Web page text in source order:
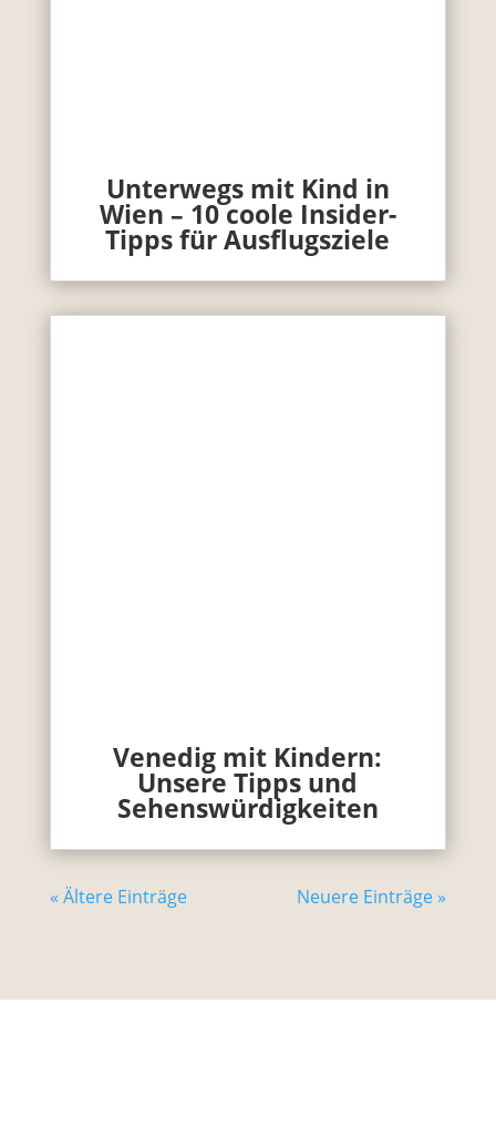
Unterwegs mit Kind in
Wien – 10 coole Insider-
Tipps für Ausflugsziele
Venedig mit Kindern:
Unsere Tipps und
Sehenswürdigkeiten
« Ältere Einträge Neuere Einträge »